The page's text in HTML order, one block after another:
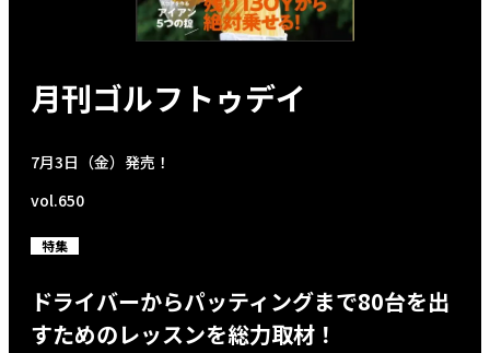
月刊ゴルフトゥデイ
7月3日（金）発売！
vol.650
特集
ドライバーからパッティングまで80台を出
すためのレッスンを総力取材！